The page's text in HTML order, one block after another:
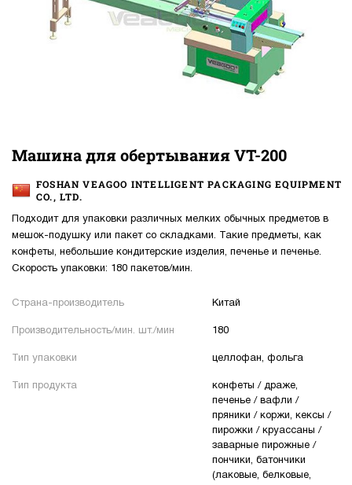
Машина для обертывания VT-200
FOSHAN VEAGOO INTELLIGENT PACKAGING EQUIPMENT
CO., LTD.
Подходит для упаковки различных мелких обычных предметов в
мешок-подушку или пакет со складками. Такие предметы, как
конфеты, небольшие кондитерские изделия, печенье и печенье.
Скорость упаковки: 180 пакетов/мин.
Страна-производитель Китай
Производительность/мин. шт./мин 180
Тип упаковки целлофан, фольга
Тип продукта
конфеты / драже,
печенье / вафли /
пряники / коржи, кексы /
пирожки / круассаны /
заварные пирожные /
пончики, батончики
(лаковые, белковые,